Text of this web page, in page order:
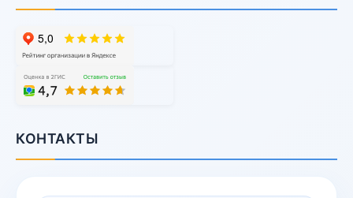
КОНТАКТЫ